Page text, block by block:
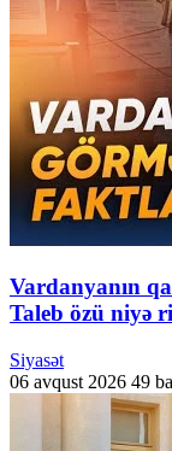
Vardanyanın
Taleb özü niyə
Siyasət
06 avqust 2026 49